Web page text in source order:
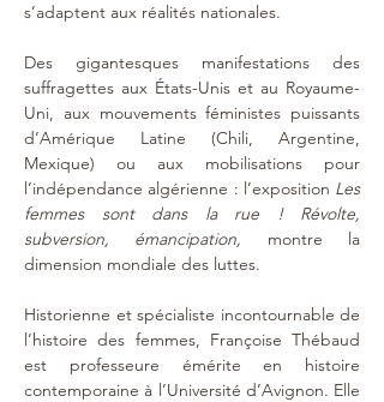
s’adaptent aux réalités nationales.
Des gigantesques manifestations des
suffragettes aux États-Unis et au Royaume-
Uni, aux mouvements féministes puissants
d’Amérique Latine (Chili, Argentine,
Mexique) ou aux mobilisations pour
l’indépendance algérienne : l’exposition Les
femmes sont dans la rue !
Révolte,
subversion, émancipation, montre la
dimension mondiale des luttes.
Historienne et spécialiste incontournable de
l’histoire des femmes, Françoise Thébaud
est professeure émérite en histoire
contemporaine à l’Université d’Avignon. Elle